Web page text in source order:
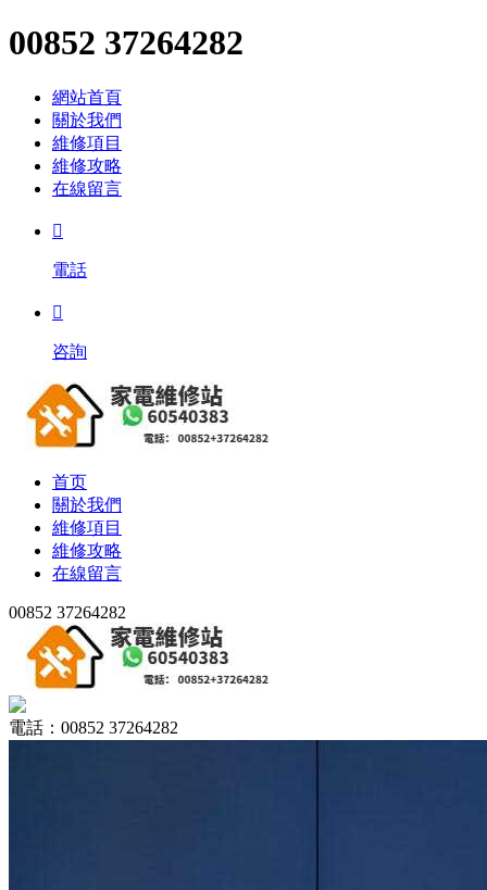
00852 37264282
網站首頁
關於我們
維修項目
維修攻略
在線留言

電話

咨詢
首页
關於我們
維修項目
維修攻略
在線留言
00852 37264282
電話：00852 37264282